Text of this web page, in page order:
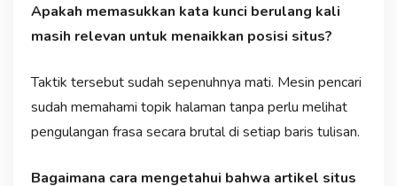
Apakah memasukkan kata kunci berulang kali
masih relevan untuk menaikkan posisi situs?
Taktik tersebut sudah sepenuhnya mati. Mesin pencari
sudah memahami topik halaman tanpa perlu melihat
pengulangan frasa secara brutal di setiap baris tulisan.
Bagaimana cara mengetahui bahwa artikel situs